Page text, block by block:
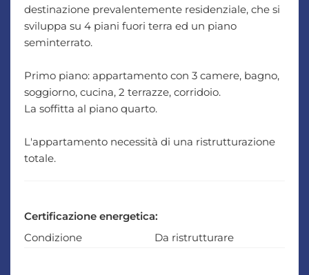
destinazione prevalentemente residenziale, che si
sviluppa su 4 piani fuori terra ed un piano
seminterrato.
Primo piano: appartamento con 3 camere, bagno,
soggiorno, cucina, 2 terrazze, corridoio.
La soffitta al piano quarto.
L'appartamento necessità di una ristrutturazione
totale.
Certificazione energetica:
Condizione
Da ristrutturare